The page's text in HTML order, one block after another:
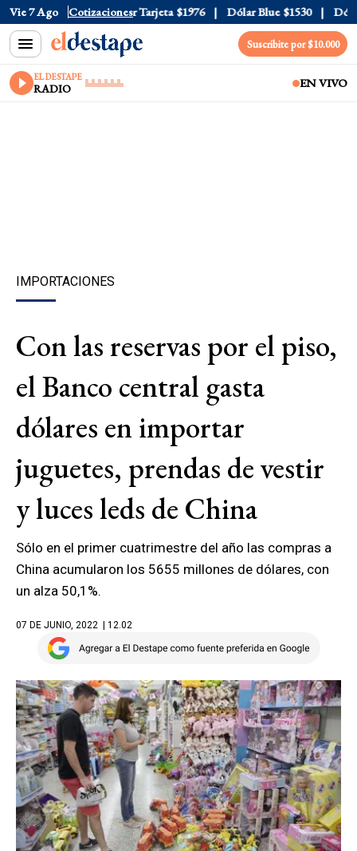
Vie 7 Ago Cotizaciones
$1520 Dólar Tarjeta $1976 Dólar Blue $1530 Dólar
Suscribite por $10.000
EL DESTAPE
RADIO EN VIVO
IMPORTACIONES
Con las reservas por el piso,
el Banco central gasta
dólares en importar
juguetes, prendas de vestir
y luces leds de China
Sólo en el primer cuatrimestre del año las compras a
China acumularon los 5655 millones de dólares, con
un alza 50,1%.
07 DE JUNIO, 2022 | 12.02